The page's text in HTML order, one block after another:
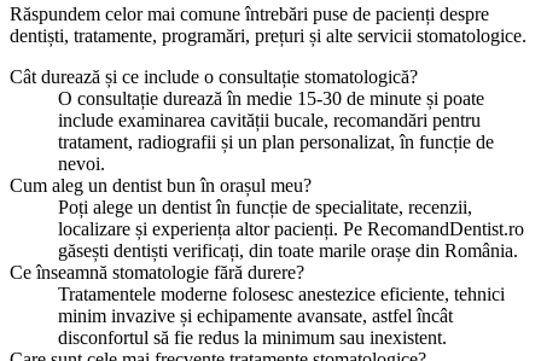
Răspundem celor mai comune întrebări puse de pacienți despre
dentiști, tratamente, programări, prețuri și alte servicii stomatologice.
Cât durează și ce include o consultație stomatologică?
O consultație durează în medie 15-30 de minute și poate
include examinarea cavității bucale, recomandări pentru
tratament, radiografii și un plan personalizat, în funcție de
nevoi.
Cum aleg un dentist bun în orașul meu?
Poți alege un dentist în funcție de specialitate, recenzii,
localizare și experiența altor pacienți. Pe RecomandDentist.ro
găsești dentiști verificați, din toate marile orașe din România.
Ce înseamnă stomatologie fără durere?
Tratamentele moderne folosesc anestezice eficiente, tehnici
minim invazive și echipamente avansate, astfel încât
disconfortul să fie redus la minimum sau inexistent.